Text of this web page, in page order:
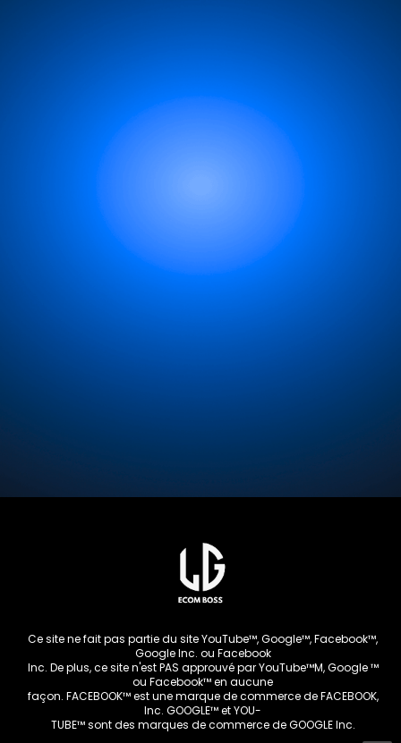
Ce site ne fait pas partie du site YouTube™, Google™, Facebook™,
Google Inc. ou Facebook
Inc. De plus, ce site n'est PAS approuvé par YouTube™M, Google ™
ou Facebook™ en aucune
façon. FACEBOOK™ est une marque de commerce de FACEBOOK,
Inc. GOOGLE™ et YOU-
TUBE™ sont des marques de commerce de GOOGLE Inc.